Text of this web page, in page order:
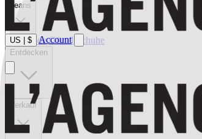
US $ Account
Jeans
Bademode Gürtel Schuhe
Entdecken
Verkauf